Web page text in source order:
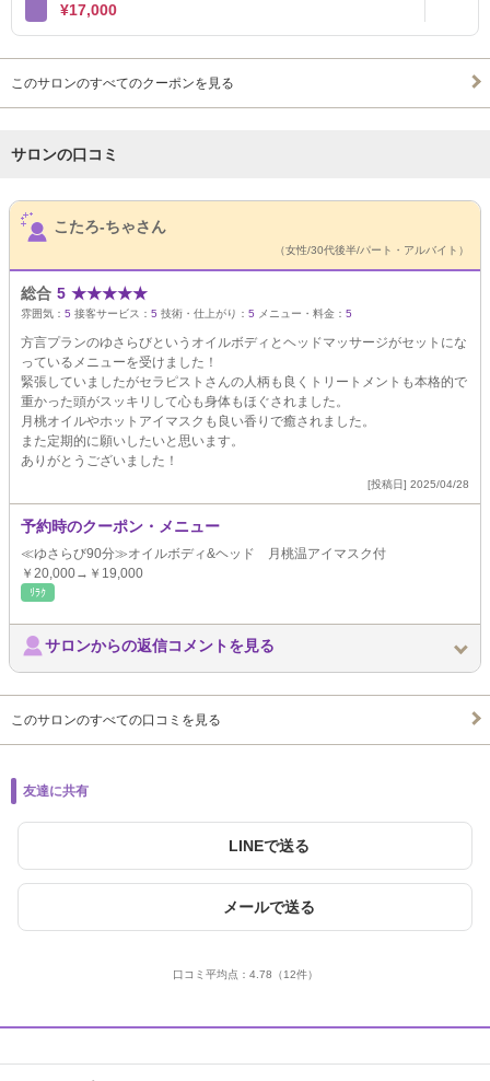
¥17,000
このサロンのすべてのクーポンを見る
サロンの口コミ
サロンPick Up
こたろ-ちゃさん
（女性/30代後半/パート・アルバイト）
総合 5 ★★★★★
雰囲気： 5 接客サービス： 5 技術・仕上がり： 5 メニュー・料金： 5
方言プランのゆさらびというオイルボディとヘッドマッサージがセットにな
っているメニューを受けました！
緊張していましたがセラピストさんの人柄も良くトリートメントも本格的で
重かった頭がスッキリして心も身体もほぐされました。
月桃オイルやホットアイマスクも良い香りで癒されました。
また定期的に願いしたいと思います。
ありがとうございました！
[投稿日] 2025/04/28
予約時のクーポン・メニュー
≪ゆさらび90分≫オイルボディ&ヘッド 月桃温アイマスク付
￥20,000→￥19,000
ﾘﾗｸ
サロンからの返信コメントを見る
このサロンのすべての口コミを見る
友達に共有
LINEで送る
メールで送る
口コミ平均点： 4.78 （12件）